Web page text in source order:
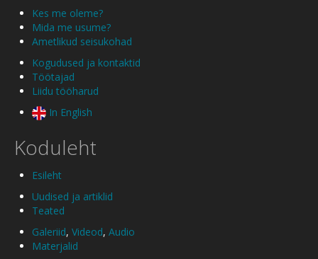
Kes me oleme?
Mida me usume?
Ametlikud seisukohad
Kogudused ja kontaktid
Töötajad
Liidu tööharud
In English
Koduleht
Esileht
Uudised ja artiklid
Teated
Galeriid, Videod, Audio
Materjalid